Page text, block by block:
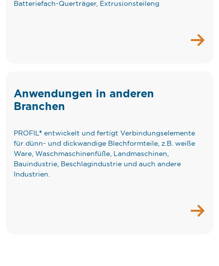
Batteriefach-Querträger, Extrusionsteileng
Anwendungen in anderen
Branchen
PROFIL® entwickelt und fertigt Verbindungselemente
für dünn- und dickwandige Blechformteile, z.B. weiße
Ware, Waschmaschinenfüße, Landmaschinen,
Bauindustrie, Beschlagindustrie und auch andere
Industrien.